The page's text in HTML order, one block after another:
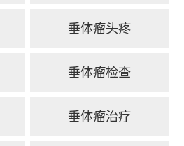
垂体瘤头疼
垂体瘤检查
垂体瘤治疗